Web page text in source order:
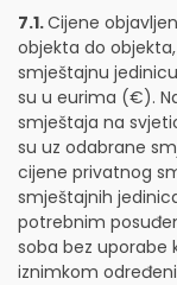
7.1.Cijene
objekta do
smještajnu
su u eurima (€).
smještaja na
su uz odabrane
cijene privatnog
smještajnih
potrebnim
soba bez uporabe
iznimkom